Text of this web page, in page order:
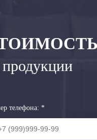
телефона: *